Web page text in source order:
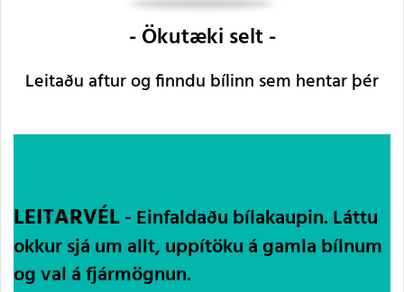
Ökutæki selt
Leitaðu aftur og finndu bílinn sem hentar þér
LEITARVÉL- Einfaldaðu bílakaupin. Láttu
okkur sjá um allt, uppítöku á gamla bílnum
og val á fjármögnun.